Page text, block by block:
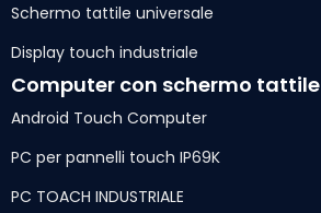
Schermo tattile universale
Display touch industriale
Computer con schermo tattile
Android Touch Computer
PC per pannelli touch IP69K
PC TOACH INDUSTRIALE